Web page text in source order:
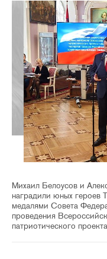
Михаил Белоусов и
наградили юных героев
медалями Совета
проведения
патриотического